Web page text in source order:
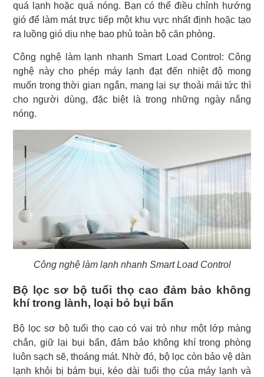
quá lạnh hoặc quá nóng. Bạn có thể điều chỉnh hướng
gió để làm mát trực tiếp một khu vực nhất định hoặc tạo
ra luồng gió dịu nhẹ bao phủ toàn bộ căn phòng.
Công nghệ làm lạnh nhanh Smart Load Control: Công
nghệ này cho phép máy lạnh đạt đến nhiệt độ mong
muốn trong thời gian ngắn, mang lại sự thoải mái tức thì
cho người dùng, đặc biệt là trong những ngày nắng
nóng.
Công nghệ làm lạnh nhanh Smart Load Control
Bộ lọc sơ bộ tuổi thọ cao đảm bảo không
khí trong lành, loại bỏ bụi bẩn
Bộ lọc sơ bộ tuổi thọ cao có vai trò như một lớp màng
chắn, giữ lại bụi bẩn, đảm bảo không khí trong phòng
luôn sạch sẽ, thoáng mát. Nhờ đó, bộ lọc còn bảo vệ dàn
lạnh khỏi bị bám bụi, kéo dài tuổi thọ của máy lạnh và